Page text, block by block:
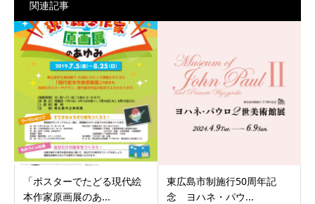
関連記事
「ポスターでたどる現代絵
本作家原画展のあ...
東広島市制施行50周年記
念 ヨハネ・パウ...